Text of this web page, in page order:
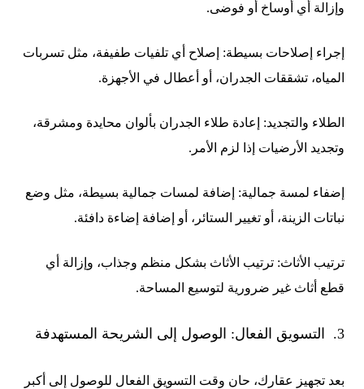
وإزالة أي أوساخ أو فوضى.
إجراء إصلاحات بسيطة: إصلاح أي تلفيات طفيفة، مثل تسربات
المياه، تشققات الجدران، أو أعطال في الأجهزة.
الطلاء والتجديد: إعادة طلاء الجدران بألوان محايدة ومشرقة،
وتجديد الأرضيات إذا لزم الأمر.
إضفاء لمسة جمالية: إضافة لمسات جمالية بسيطة، مثل وضع
نباتات الزينة، أو تغيير الستائر، أو إضافة إضاءة دافئة.
ترتيب الأثاث: ترتيب الأثاث بشكل منظم وجذاب، وإزالة أي
قطع أثاث غير ضرورية لتوسيع المساحة.
3. التسويق الفعال: الوصول إلى الشريحة المستهدفة
بعد تجهيز عقارك، حان وقت التسويق الفعال للوصول إلى أكبر